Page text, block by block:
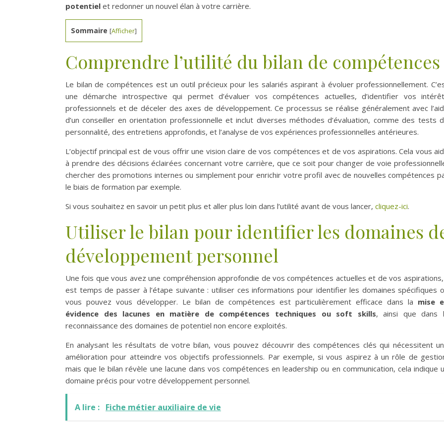
potentiel et redonner un nouvel élan à votre carrière.
Sommaire [Afficher]
Comprendre l’utilité du bilan de compétences
Le bilan de compétences est un outil précieux pour les salariés aspirant à évoluer professionnellement.
une démarche introspective qui permet d’évaluer vos compétences actuelles, d’identifier vos
professionnels et de déceler des axes de développement. Ce processus se réalise généralement avec
d’un conseiller en orientation professionnelle et inclut diverses méthodes d’évaluation, comme des tests
personnalité, des entretiens approfondis, et l’analyse de vos expériences professionnelles antérieures.
L’objectif principal est de vous offrir une vision claire de vos compétences et de vos aspirations. Cela vous
à prendre des décisions éclairées concernant votre carrière, que ce soit pour changer de voie
chercher des promotions internes ou simplement pour enrichir votre profil avec de nouvelles compétences
le biais de formation par exemple.
Si vous souhaitez en savoir un petit plus et aller plus loin dans l’utilité avant de vous lancer, cliquez-ici.
Utiliser le bilan pour identifier les domaines
développement personnel
Une fois que vous avez une compréhension approfondie de vos compétences actuelles et de vos aspirations,
est temps de passer à l’étape suivante : utiliser ces informations pour identifier les domaines spécifiques
vous pouvez vous développer. Le bilan de compétences est particulièrement efficace dans la mise
évidence des lacunes en matière de compétences techniques ou soft skills, ainsi que dans
reconnaissance des domaines de potentiel non encore exploités.
En analysant les résultats de votre bilan, vous pouvez découvrir des compétences clés qui nécessitent
amélioration pour atteindre vos objectifs professionnels. Par exemple, si vous aspirez à un rôle de
mais que le bilan révèle une lacune dans vos compétences en leadership ou en communication, cela indique
domaine précis pour votre développement personnel.
A lire : Fiche métier auxiliaire de vie